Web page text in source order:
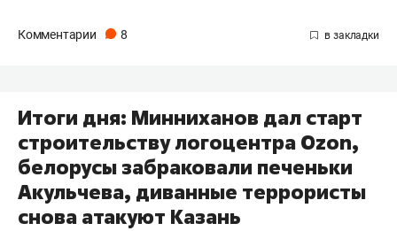
Комментарии 8
Итоги дня: Минниханов дал старт
строительству логоцентра Ozon,
белорусы забраковали печеньки
Акульчева, диванные террористы
снова атакуют Казань